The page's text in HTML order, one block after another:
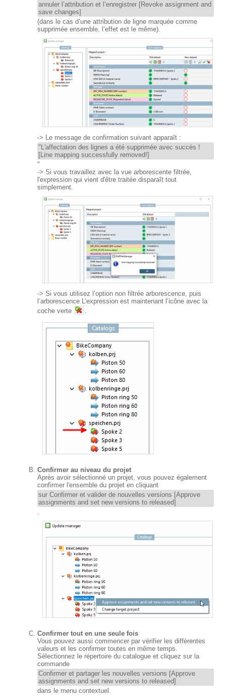
annuler l’attribution et l’enregistrer [Revoke assignment and
save changes]
(dans le cas d’une attribution de ligne marquée comme
supprimée ensemble, l’effet est le même).
-> Le message de confirmation suivant apparaît :
"L'affectation des lignes a été supprimée avec succès !
[Line mapping successfully removed!]
"
-> Si vous travaillez avec la vue arborescente filtrée,
l'expression qui vient d'être traitée disparaît tout
simplement.
-> Si vous utilisez l’option non filtrée arborescence, puis
l’arborescence L’expression est maintenant l’icône avec la
coche verte
Confirmer au niveau du projet
Après avoir sélectionné un projet, vous pouvez également
confirmer l'ensemble du projet en cliquant
sur Confirmer et valider de nouvelles versions [Approve
assignments and set new versions to released]
Confirmer tout en une seule fois
Vous pouvez aussi commencer par vérifier les différentes
valeurs et les confirmer toutes en même temps.
Sélectionnez le répertoire du catalogue et cliquez sur la
commande
Confirmer et partager les nouvelles versions [Approve
assignments and set new versions to released]
dans le menu contextuel.